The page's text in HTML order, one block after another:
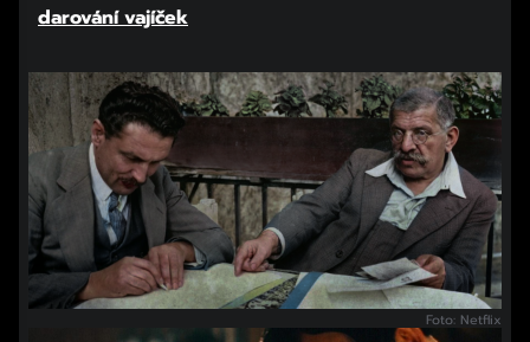
darování vajíček
Začátek reklamy
Konec reklamy
Foto: Netflix